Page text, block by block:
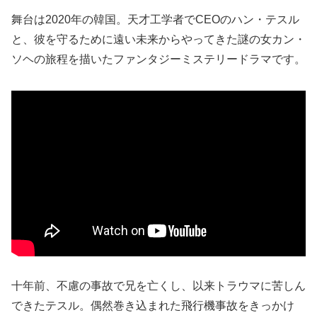
舞台は2020年の韓国。天才工学者でCEOのハン・テスル
と、彼を守るために遠い未来からやってきた謎の女カン・
ソヘの旅程を描いたファンタジーミステリードラマです。
十年前、不慮の事故で兄を亡くし、以来トラウマに苦しん
できたテスル。偶然巻き込まれた飛行機事故をきっかけ